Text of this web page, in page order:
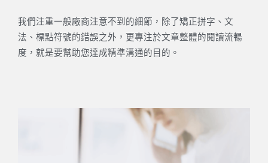
我們注重一般廠商注意不到的細節，除了矯正拼字、文
法、標點符號的錯誤之外，更專注於文章整體的閱讀流暢
度，就是要幫助您達成精準溝通的目的。